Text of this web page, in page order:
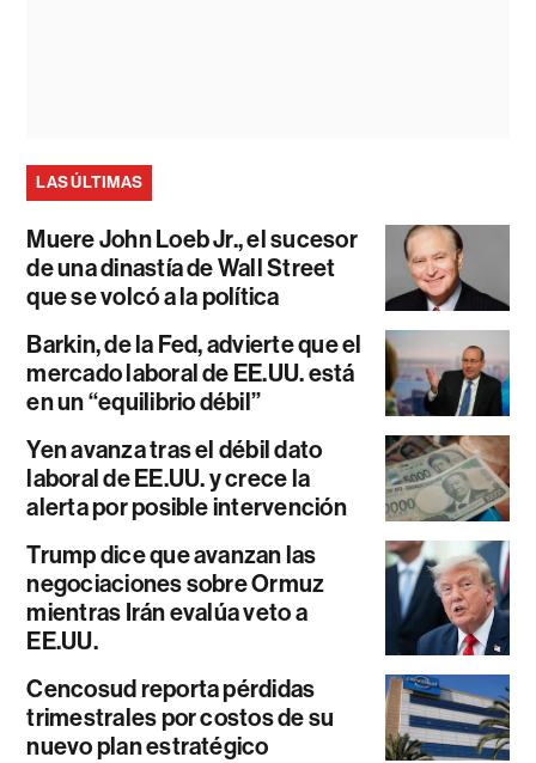
LAS ÚLTIMAS
Muere John Loeb Jr., el sucesor
de una dinastía de Wall Street
que se volcó a la política
Barkin, de la Fed, advierte que el
mercado laboral de EE.UU. está
en un “equilibrio débil”
Yen avanza tras el débil dato
laboral de EE.UU. y crece la
alerta por posible intervención
Trump dice que avanzan las
negociaciones sobre Ormuz
mientras Irán evalúa veto a
EE.UU.
Cencosud reporta pérdidas
trimestrales por costos de su
nuevo plan estratégico